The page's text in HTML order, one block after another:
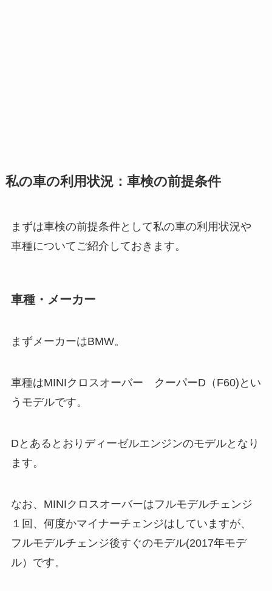
私の車の利用状況：車検の前提条件
まずは車検の前提条件として私の車の利用状況や
車種についてご紹介しておきます。
車種・メーカー
まずメーカーはBMW。
車種はMINIクロスオーバー クーパーD（F60)とい
うモデルです。
Dとあるとおりディーゼルエンジンのモデルとなり
ます。
なお、MINIクロスオーバーはフルモデルチェンジ
１回、何度かマイナーチェンジはしていますが、
フルモデルチェンジ後すぐのモデル(2017年モデ
ル）です。